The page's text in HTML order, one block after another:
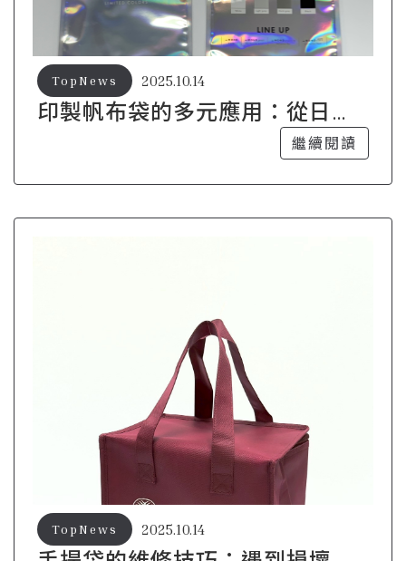
印製帆布袋的多元應用：從日常
2025.10.14
TopNews
繼續閱讀
2025.10.14
TopNews